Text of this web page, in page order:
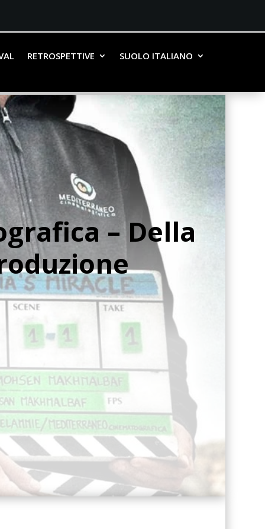
RETROSPETTIVE SUOLO ITALIANO
– Della